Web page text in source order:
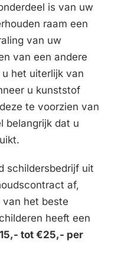
is van uw
raam een
van uw
van een andere
het uiterlijk van
u kunststof
te voorzien van
belangrijk dat u
schildersbedrijf uit
af,
van het beste
heeft een
tot €25,- per